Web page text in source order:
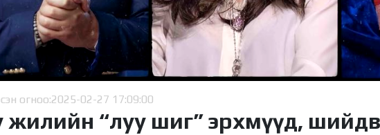
огноо:2025-02-27 17:09:00
жилийн “луу шиг” эрхмүүд,